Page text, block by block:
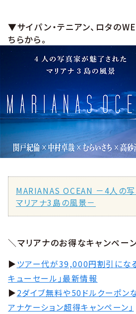
▼サイパン・テニアン、ロタの
ちらから。
MARIANAS OCEAN －4人の
マリアナ3島の風景－
＼マリアナのお得なキャンペー
▶︎ツアー代が39,000円割引にな
キューセール」最新情報
▶︎2ダイブ無料や50ドルクーポン
アナケーション超得キャンペーン」